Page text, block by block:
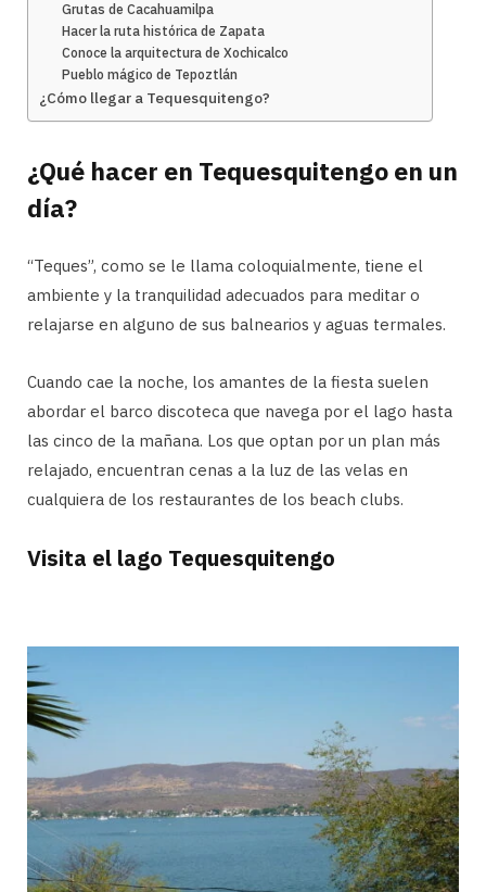
Grutas de Cacahuamilpa
Hacer la ruta histórica de Zapata
Conoce la arquitectura de Xochicalco
Pueblo mágico de Tepoztlán
¿Cómo llegar a Tequesquitengo?
¿Qué hacer en Tequesquitengo en un
día?
“Teques”, como se le llama coloquialmente, tiene el
ambiente y la tranquilidad adecuados para meditar o
relajarse en alguno de sus balnearios y aguas termales.
Cuando cae la noche, los amantes de la fiesta suelen
abordar el barco discoteca que navega por el lago hasta
las cinco de la mañana. Los que optan por un plan más
relajado, encuentran cenas a la luz de las velas en
cualquiera de los restaurantes de los beach clubs.
Visita el lago Tequesquitengo